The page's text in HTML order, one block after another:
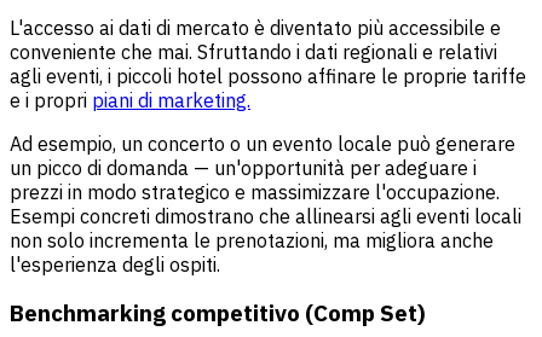
L'accesso ai dati di mercato è diventato più accessibile e
conveniente che mai. Sfruttando i dati regionali e relativi
agli eventi, i piccoli hotel possono affinare le proprie tariffe
e i propri piani di marketing.
Ad esempio, un concerto o un evento locale può generare
un picco di domanda — un'opportunità per adeguare i
prezzi in modo strategico e massimizzare l'occupazione.
Esempi concreti dimostrano che allinearsi agli eventi locali
non solo incrementa le prenotazioni, ma migliora anche
l'esperienza degli ospiti.
Benchmarking competitivo (Comp Set)